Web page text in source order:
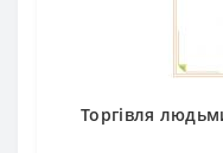
Торгівля